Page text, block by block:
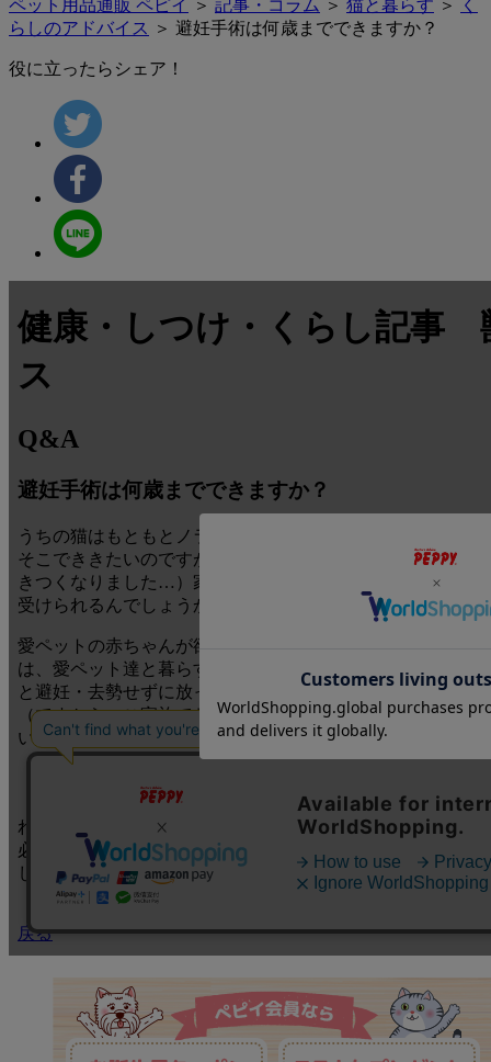
ペット用品通販 ペピイ ＞ 記事・コラム ＞ 猫と暮らす ＞
く
らしのアドバイス
＞ 避妊手術は何歳までできますか？
役に立ったらシェア！